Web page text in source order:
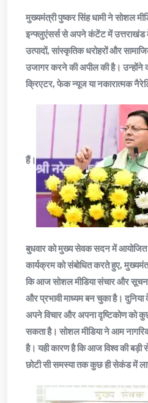
मुख्यमंत्री पुष्कर सिंह धामी ने सोशल
इन्फ्लुएंसर्स से अपने कंटेंट में उत्तराखंड
उत्पादों, सांस्कृतिक धरोहरों और
उजागर करने की अपील की है। उन्होंने
क्रिएटर, फेक न्यूज या नकारात्मक
हैं।
बुधवार को मुख्य सेवक सदन में आयोजित
कार्यक्रम को संबोधित करते हुए,
कि आज सोशल मीडिया संचार और
और प्रभावी माध्यम बन चुका है। दुनिया
अपने विचार और अपना दृष्टिकोण को कुछ
सकता है। सोशल मीडिया ने आम
है। यही कारण है कि आज विश्व की
छोटी सी समस्या तक कुछ ही सेकंड में